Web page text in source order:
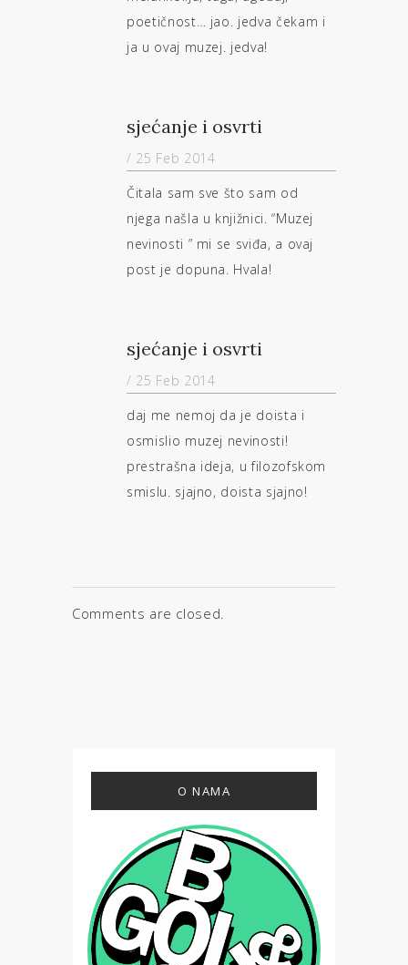
poetičnost… jao. jedva čekam i
ja u ovaj muzej. jedva!
sjećanje i osvrti
/ 25 Feb 2014
Čitala sam sve što sam od
njega našla u knjižnici. “Muzej
nevinosti ” mi se sviđa, a ovaj
post je dopuna. Hvala!
sjećanje i osvrti
/ 25 Feb 2014
daj me nemoj da je doista i
osmislio muzej nevinosti!
prestrašna ideja, u filozofskom
smislu. sjajno, doista sjajno!
Comments are closed.
O NAMA